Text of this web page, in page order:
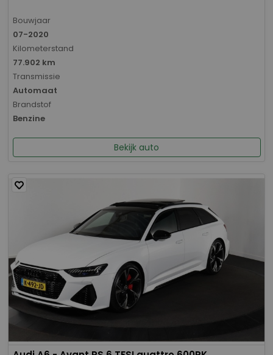
Bouwjaar
07-2020
Kilometerstand
77.902 km
Transmissie
Automaat
Brandstof
Benzine
Bekijk auto